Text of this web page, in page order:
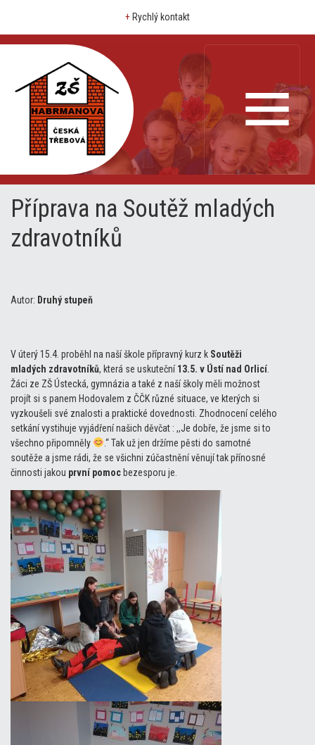
+ Rychlý kontakt
Příprava na Soutěž mladých
zdravotníků
Autor: Druhý stupeň
V úterý 15.4. proběhl na naší škole přípravný kurz k Soutěži
mladých zdravotníků, která se uskuteční13.5. v Ústí nad Orlicí
Žáci ze ZŠ Ústecká, gymnázia a také z naší školy měli možnost
projít si s panem Hodovalem z ČČK různé situace, ve kterých si
vyzkoušeli své znalosti a praktické dovednosti. Zhodnocení celého
setkání vystihuje vyjádření našich děvčat : ,,Je dobře, že jsme si to
všechno připomněly
.“ Tak už jen držíme pěsti do samotné
soutěže a jsme rádi, že se všichni zúčastnění věnují tak přínosné
činnosti jakou první pomoc bezesporu je.